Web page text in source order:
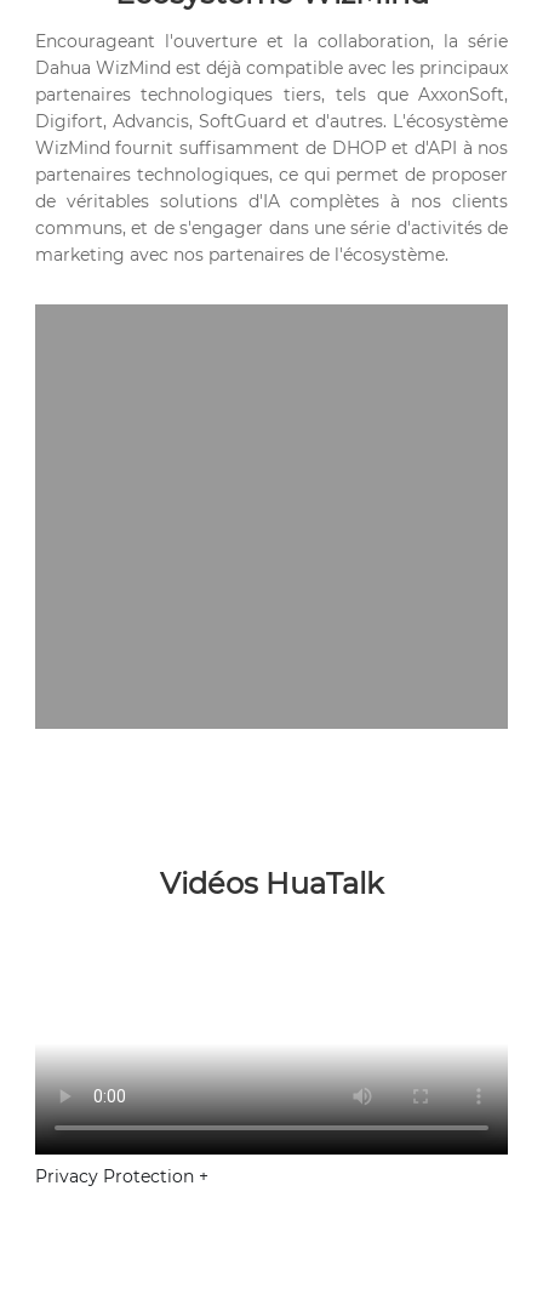
Encourageant l'ouverture et la collaboration, la série
Dahua WizMind est déjà compatible avec les principaux
partenaires technologiques tiers, tels que AxxonSoft,
Digifort, Advancis, SoftGuard et d'autres. L'écosystème
WizMind fournit suffisamment de DHOP et d'API à nos
partenaires technologiques, ce qui permet de proposer
de véritables solutions d'IA complètes à nos clients
communs, et de s'engager dans une série d'activités de
marketing avec nos partenaires de l'écosystème.
Vidéos HuaTalk
Privacy Protection +